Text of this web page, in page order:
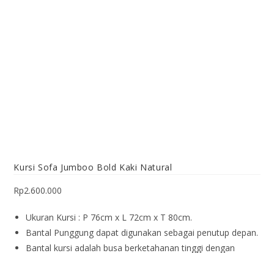
Kursi Sofa Jumboo Bold Kaki Natural
Rp2.600.000
Ukuran Kursi : P 76cm x L 72cm x T 80cm.
Bantal Punggung dapat digunakan sebagai penutup depan.
Bantal kursi adalah busa berketahanan tinggi dengan